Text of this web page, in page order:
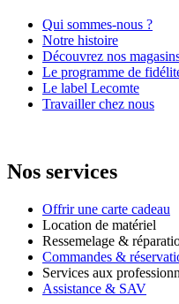
Qui sommes-nous ?
Notre histoire
Découvrez nos
Le programme de
Le label Lecomte
Travailler chez nous
Nos services
Offrir une carte cadeau
Location de matériel
Ressemelage &
Commandes &
Services aux
Assistance & SAV